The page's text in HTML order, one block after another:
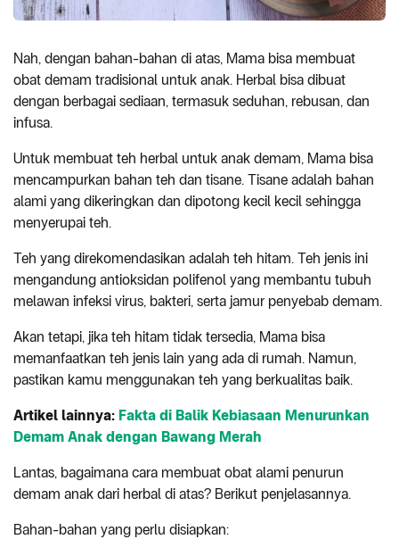
Nah, dengan bahan-bahan di atas, Mama bisa membuat
obat demam tradisional untuk anak. Herbal bisa dibuat
dengan berbagai sediaan, termasuk seduhan, rebusan, dan
infusa.
Untuk membuat teh herbal untuk anak demam, Mama bisa
mencampurkan bahan teh dan tisane. Tisane adalah bahan
alami yang dikeringkan dan dipotong kecil kecil sehingga
menyerupai teh.
Teh yang direkomendasikan adalah teh hitam. Teh jenis ini
mengandung antioksidan polifenol yang membantu tubuh
melawan infeksi virus, bakteri, serta jamur penyebab demam.
Akan tetapi, jika teh hitam tidak tersedia, Mama bisa
memanfaatkan teh jenis lain yang ada di rumah. Namun,
pastikan kamu menggunakan teh yang berkualitas baik.
Artikel lainnya: Fakta di Balik Kebiasaan Menurunkan
Demam Anak dengan Bawang Merah
Lantas, bagaimana cara membuat obat alami penurun
demam anak dari herbal di atas? Berikut penjelasannya.
Bahan-bahan yang perlu disiapkan: